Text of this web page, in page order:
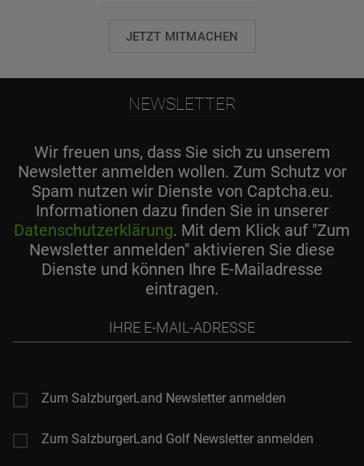
JETZT MITMACHEN
NEWSLETTER
Wir freuen uns, dass Sie sich zu unserem
Newsletter anmelden wollen. Zum Schutz vor
Spam nutzen wir Dienste von Captcha.eu.
Informationen dazu finden Sie in unserer
Datenschutzerklärung. Mit dem Klick auf "Zum
Newsletter anmelden" aktivieren Sie diese
Dienste und können Ihre E-Mailadresse
eintragen.
Mail-
Zum SalzburgerLand Newsletter anmelden
Zum SalzburgerLand Golf Newsletter anmelden